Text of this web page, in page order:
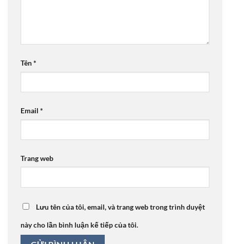
Tên*
Email *
Trang web
Lưu tên của tôi, email, và trang web trong trình duyệt
này cho lần bình luận kế tiếp của tôi.